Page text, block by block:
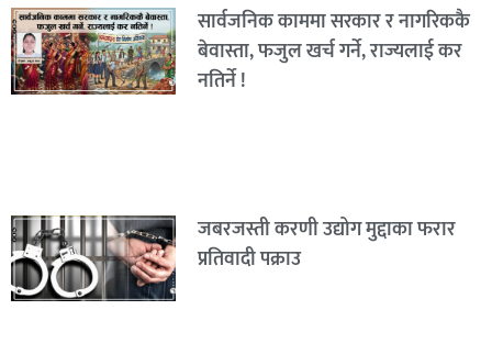
सार्वजनिक काममा सरकार र नागरिककै
बेवास्ता, फजुल खर्च गर्ने, राज्यलाई कर
नतिर्ने !
जबरजस्ती करणी उद्योग मुद्दाका फरार
प्रतिवादी पक्राउ